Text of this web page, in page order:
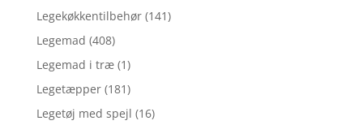
Legekøkkentilbehør (141)
Legemad (408)
Legemad i træ (1)
Legetæpper (181)
Legetøj med spejl (16)